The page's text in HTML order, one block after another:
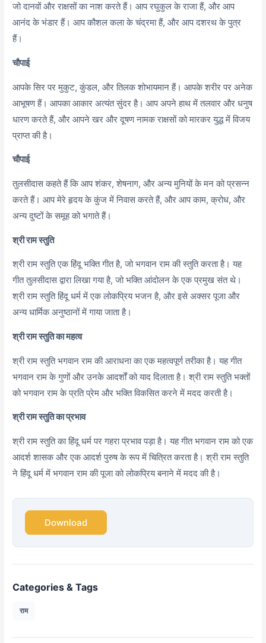
जो दानवों और राक्षसों का नाश करते हैं। आप रघुकुल के राजा हैं, और आप
आनंद के भंडार हैं। आप कौशल कला के चंद्रमा हैं, और आप दशरथ के पुत्र
हैं।
चौपाई
आपके सिर पर मुकुट, कुंडल, और तिलक शोभायमान हैं। आपके शरीर पर अनेक
आभूषण हैं। आपका आकार अत्यंत सुंदर है। आप अपने हाथ में तलवार और धनुष
धारण करते हैं, और आपने खर और दूषण नामक राक्षसों को मारकर युद्ध में विजय
प्राप्त की है।
चौपाई
तुलसीदास कहते हैं कि आप शंकर, शेषनाग, और अन्य मुनियों के मन को प्रसन्न
करते हैं। आप मेरे हृदय के कुंज में निवास करते हैं, और आप काम, क्रोध, और
अन्य दुष्टों के समूह को भगाते हैं।
श्री राम स्तुति
श्री राम स्तुति एक हिंदू भक्ति गीत है, जो भगवान राम की स्तुति करता है। यह
गीत तुलसीदास द्वारा लिखा गया है, जो भक्ति आंदोलन के एक प्रमुख संत थे।
श्री राम स्तुति हिंदू धर्म में एक लोकप्रिय भजन है, और इसे अक्सर पूजा और
अन्य धार्मिक अनुष्ठानों में गाया जाता है।
श्री राम स्तुति का महत्व
श्री राम स्तुति भगवान राम की आराधना का एक महत्वपूर्ण तरीका है। यह गीत
भगवान राम के गुणों और उनके आदर्शों को याद दिलाता है। श्री राम स्तुति भक्तों
को भगवान राम के प्रति प्रेम और भक्ति विकसित करने में मदद करती है।
श्री राम स्तुति का प्रभाव
श्री राम स्तुति का हिंदू धर्म पर गहरा प्रभाव पड़ा है। यह गीत भगवान राम को एक
आदर्श शासक और एक आदर्श पुरुष के रूप में चित्रित करता है। श्री राम स्तुति
ने हिंदू धर्म में भगवान राम की पूजा को लोकप्रिय बनाने में मदद की है।
Download
Categories & Tags
राम